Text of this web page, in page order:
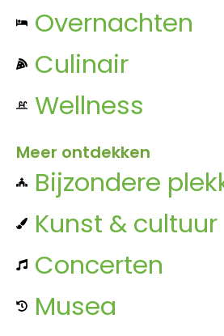
Overnachten
Culinair
Wellness
Meer ontdekken
Bijzondere
Kunst & cultuur
Concerten
Musea